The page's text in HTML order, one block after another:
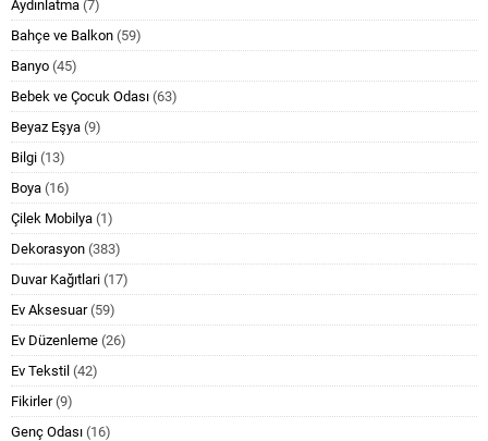
Aydınlatma (7)
Bahçe ve Balkon (59)
Banyo (45)
Bebek ve Çocuk Odası (63)
Beyaz Eşya (9)
Bilgi (13)
Boya (16)
Çilek Mobilya (1)
Dekorasyon (383)
Duvar Kağıtlari (17)
Ev Aksesuar(59)
Ev Düzenleme (26)
Ev Tekstil (42)
Fikirler(9)
Genç Odası (16)